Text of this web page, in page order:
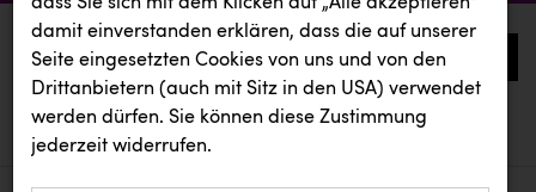
0
aktuelle aussendungen
aktuelle aussendungen
damit ein­ver­standen erklären, dass die auf unserer
Seite eingesetzten Cookies von uns und von den
Drittanbietern (auch mit Sitz in den USA) verwendet
werden dürfen. Sie können diese Zustimmung
jederzeit widerrufen.